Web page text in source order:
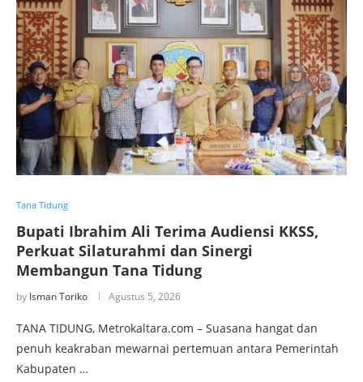
Tana Tidung
Bupati Ibrahim Ali Terima Audiensi KKSS,
Perkuat Silaturahmi dan Sinergi
Membangun Tana Tidung
by Isman Toriko Agustus 5, 2026
TANA TIDUNG, Metrokaltara.com – Suasana hangat dan
penuh keakraban mewarnai pertemuan antara Pemerintah
Kabupaten …